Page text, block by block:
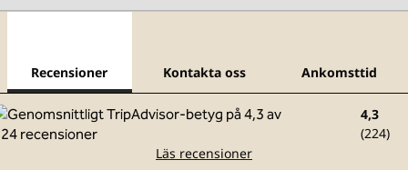
Recensioner Kontakta oss Ankomsttid
4,3
(224)
Läs recensioner